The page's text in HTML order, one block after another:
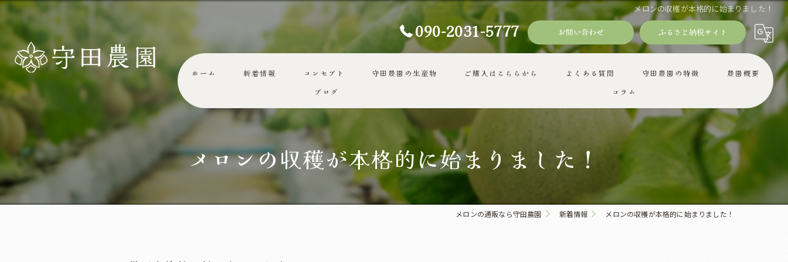
メロンの収穫が本格的に始まりました！
090-2031-5777 お問い合わせ ふるさと納税サイト
ホーム 新着情報 コンセプト
代表あいさつ
守田農園の生産物 ご購入はこちらから よくある質問 守田農園の特徴
ギフト
お取り寄せ
農園概要
ブログ
コラム
メロンの収穫が本格的に始まりました！
メロンの通販なら守田農園 新着情報 メロンの収穫が本格的に始まりました！